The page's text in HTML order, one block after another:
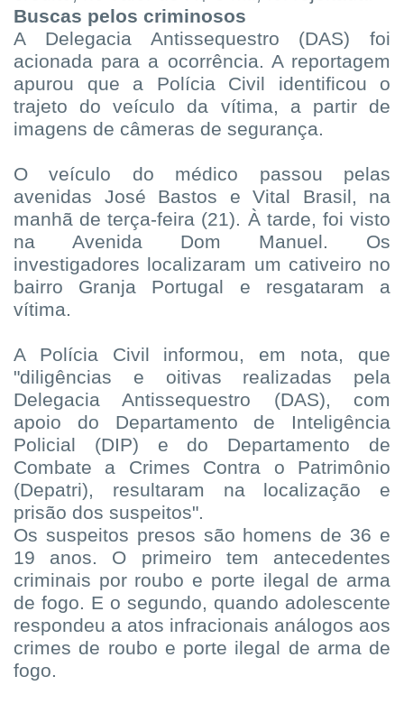
Buscas pelos criminosos
A Delegacia Antissequestro (DAS) foi
acionada para a ocorrência. A reportagem
apurou que a Polícia Civil identificou o
trajeto do veículo da vítima, a partir de
imagens de câmeras de segurança.
O veículo do médico passou pelas
avenidas José Bastos e Vital Brasil, na
manhã de terça-feira (21). À tarde, foi visto
na Avenida Dom Manuel. Os
investigadores localizaram um cativeiro no
bairro Granja Portugal e resgataram a
vítima.
A Polícia Civil informou, em nota, que
"diligências e oitivas realizadas pela
Delegacia Antissequestro (DAS), com
apoio do Departamento de Inteligência
Policial (DIP) e do Departamento de
Combate a Crimes Contra o Patrimônio
(Depatri), resultaram na localização e
prisão dos suspeitos".
Os suspeitos presos são homens de 36 e
19 anos. O primeiro tem antecedentes
criminais por roubo e porte ilegal de arma
de fogo. E o segundo, quando adolescente
respondeu a atos infracionais análogos aos
crimes de roubo e porte ilegal de arma de
fogo.